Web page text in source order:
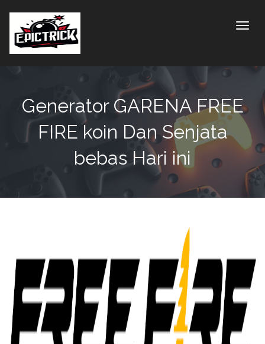
Generator GARENA FREE
FIRE koin Dan Senjata
bebas Hari ini